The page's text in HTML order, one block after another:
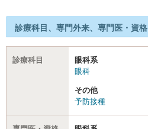
診療科目、専門外来、専門医・資格
診療科目
眼科系
眼科
その他
予防接種